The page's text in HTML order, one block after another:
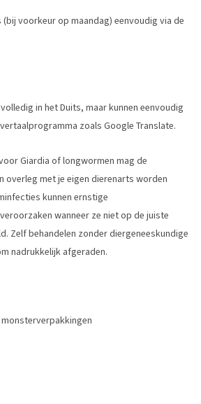
voorkeur op maandag) eenvoudig via de
in het Duits, maar kunnen eenvoudig
zoals Google Translate.
Giardia of longwormen mag de
overleg met je eigen dierenarts worden
kunnen ernstige
wanneer ze niet op de juiste
Zelf behandelen zonder diergeneeskundige
nadrukkelijk afgeraden.